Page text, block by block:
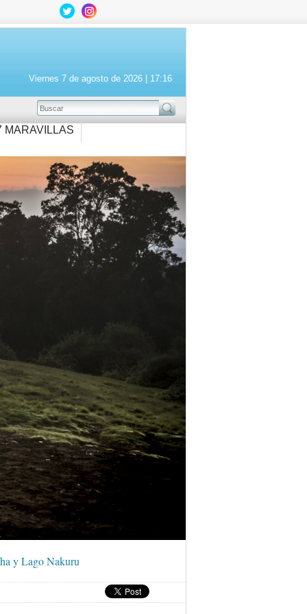
Viernes 7 de agosto de 2026 | 17:16
BUSCAR
MARAVILLAS
y Lago Nakuru